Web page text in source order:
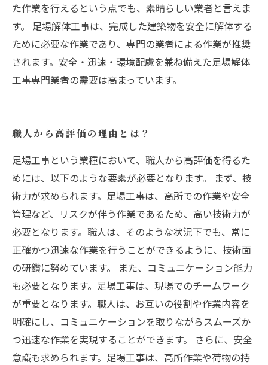
た作業を行えるという点でも、素晴らしい業者と言えま
す。 足場解体工事は、完成した建築物を安全に解体する
ために必要な作業であり、専門の業者による作業が推奨
されます。安全・迅速・環境配慮を兼ね備えた足場解体
工事専門業者の需要は高まっています。
職人から高評価の理由とは？
足場工事という業種において、職人から高評価を得るた
めには、以下のような要素が必要となります。 まず、技
術力が求められます。足場工事は、高所での作業や安全
管理など、リスクが伴う作業であるため、高い技術力が
必要となります。職人は、そのような状況下でも、常に
正確かつ迅速な作業を行うことができるように、技術面
の研鑽に努めています。 また、コミュニケーション能力
も必要となります。足場工事は、現場でのチームワーク
が重要となります。職人は、お互いの役割や作業内容を
明確にし、コミュニケーションを取りながらスムーズか
つ迅速な作業を実現することができます。 さらに、安全
意識も求められます。足場工事は、高所作業や荷物の持